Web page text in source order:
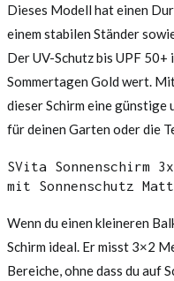
Dieses Modell hat einen
einem stabilen Ständer
Der UV-Schutz bis UPF
Sommertagen Gold wert.
dieser Schirm eine günstige
für deinen Garten oder die
SVita Sonnenschirm
mit Sonnenschutz
Wenn du einen kleineren
Schirm ideal. Er misst 3×2
Bereiche, ohne dass du auf